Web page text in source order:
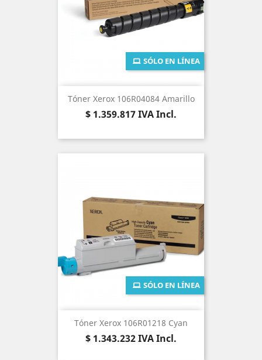
Tóner Xerox 106R04084 Amarillo
Precio
$ 1.359.817IVA Incl.
SÓLO EN LÍNEA
Tóner Xerox 106R01218 Cyan
Precio
$ 1.343.232IVA Incl.
SÓLO EN LÍNEA